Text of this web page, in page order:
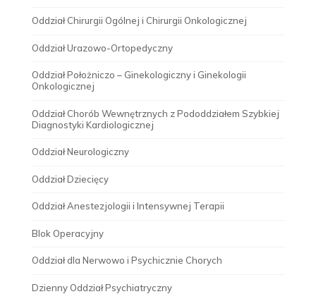
Oddział Chirurgii Ogólnej i Chirurgii Onkologicznej
Oddział Urazowo-Ortopedyczny
Oddział Położniczo – Ginekologiczny i Ginekologii
Onkologicznej
Oddział Chorób Wewnętrznych z Pododdziałem Szybkiej
Diagnostyki Kardiologicznej
Oddział Neurologiczny
Oddział Dziecięcy
Oddział Anestezjologii i Intensywnej Terapii
Blok Operacyjny
Oddział dla Nerwowo i Psychicznie Chorych
Dzienny Oddział Psychiatryczny